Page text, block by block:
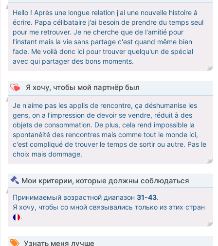
Hello ! Après une longue relation j'ai une nouvelle histoire à
écrire. Papa célibataire j'ai besoin de prendre du temps seul
pour me retrouver. Je ne cherche que de l'amitié pour
l'instant mais la vie sans partage c'est quand même bien
fade. Me voilà donc ici pour trouver quelqu'un de spécial
avec qui partager des bons moments.
Я хочу, чтобы мой партнёр был
Je n'aime pas les applis de rencontre, ça déshumanise les
gens, on a l'impression de devoir se vendre, réduit à des
objets de consommation. De plus, cela rend impossible la
spontanéité des rencontres mais comme tout le monde ici,
c'est compliqué de trouver le temps de sortir ou autre. Pas le
choix mais dommage.
Мои критерии, которые должны соблюдаться
Принимаемый возрастной диапазон 31-43.
Я хочу, чтобы со мной связывались только из этих стран
.
Узнать меня лучше